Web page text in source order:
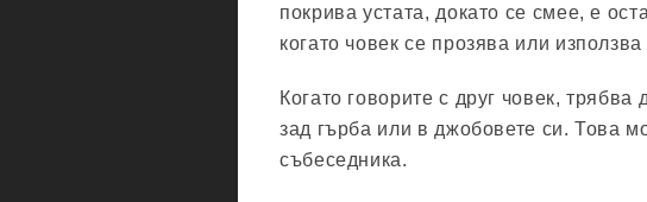
покрива устата, докато се смее, е
когато човек се прозява или използва
Когато говорите с друг човек,
зад гърба или в джобовете си. Това
събеседника.